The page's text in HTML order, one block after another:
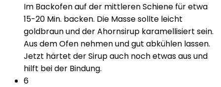
Im Backofen auf der mittleren Schiene für etwa
15-20 Min. backen. Die Masse sollte leicht
goldbraun und der Ahornsirup karamellisiert sein.
Aus dem Ofen nehmen und gut abkühlen lassen.
Jetzt härtet der Sirup auch noch etwas aus und
hilft bei der Bindung.
6